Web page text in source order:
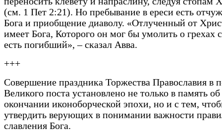
(см. 1 Пет 2:21). Но пребывание в ереси есть
Бога и приобщение диаволу. «Отлученный от
имеет Бога, Которого он мог бы умолить о грехах
есть погибший», – сказал Авва.
+++
Совершение праздника Торжества Православия в
Великого поста установлено не только в память об
окончании иконоборческой эпохи, но и с тем,
утвердить верующих в понимании важности
славления Бога.